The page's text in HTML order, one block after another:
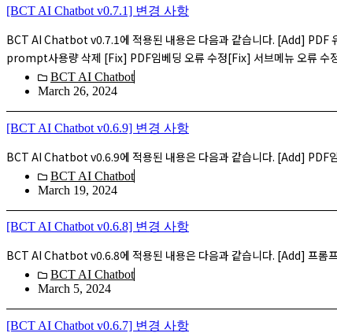
[BCT AI Chatbot v0.7.1] 변경 사항
BCT AI Chatbot v0.7.1에 적용된 내용은 다음과 같습니다. [Add]
prompt사용량 삭제 [Fix] PDF임베딩 오류 수정[Fix] 서브메뉴 오류 수
BCT AI Chatbot
March 26, 2024
[BCT AI Chatbot v0.6.9] 변경 사항
BCT AI Chatbot v0.6.9에 적용된 내용은 다음과 같습니다. [Add]
BCT AI Chatbot
March 19, 2024
[BCT AI Chatbot v0.6.8] 변경 사항
BCT AI Chatbot v0.6.8에 적용된 내용은 다음과 같습니다. [Add] 프
BCT AI Chatbot
March 5, 2024
[BCT AI Chatbot v0.6.7] 변경 사항